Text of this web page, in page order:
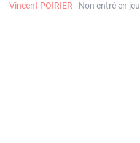
Vincent POIRIER - Non entré en jeu